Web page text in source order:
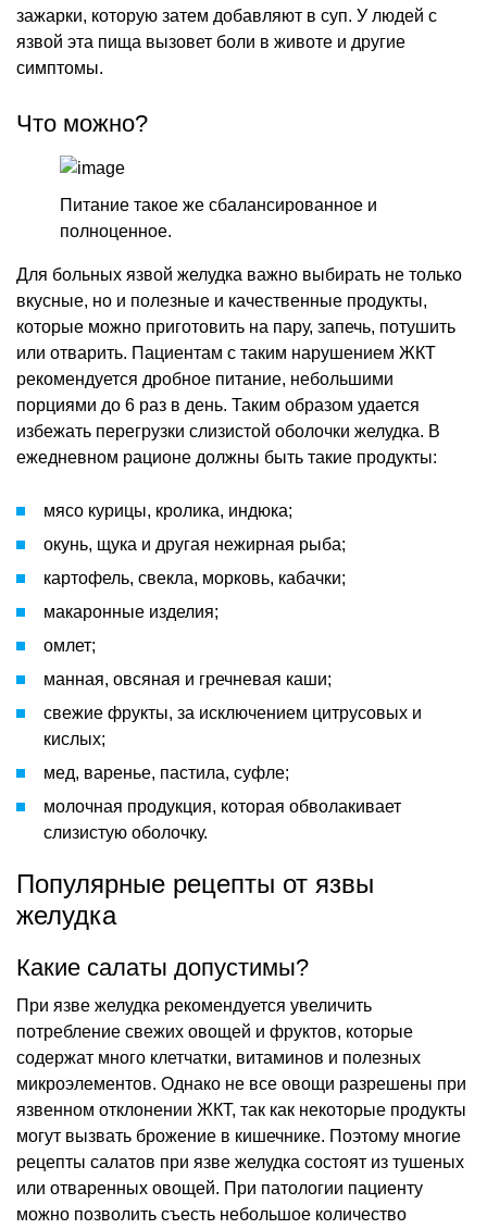
зажарки, которую затем добавляют в суп. У людей с
язвой эта пища вызовет боли в животе и другие
симптомы.
Что можно?
Питание такое же сбалансированное и
полноценное.
Для больных язвой желудка важно выбирать не только
вкусные, но и полезные и качественные продукты,
которые можно приготовить на пару, запечь, потушить
или отварить. Пациентам с таким нарушением ЖКТ
рекомендуется дробное питание, небольшими
порциями до 6 раз в день. Таким образом удается
избежать перегрузки слизистой оболочки желудка. В
ежедневном рационе должны быть такие продукты:
мясо курицы, кролика, индюка;
окунь, щука и другая нежирная рыба;
картофель, свекла, морковь, кабачки;
макаронные изделия;
омлет;
манная, овсяная и гречневая каши;
свежие фрукты, за исключением цитрусовых и
кислых;
мед, варенье, пастила, суфле;
молочная продукция, которая обволакивает
слизистую оболочку.
Популярные рецепты от язвы
желудка
Какие салаты допустимы?
При язве желудка рекомендуется увеличить
потребление свежих овощей и фруктов, которые
содержат много клетчатки, витаминов и полезных
микроэлементов. Однако не все овощи разрешены при
язвенном отклонении ЖКТ, так как некоторые продукты
могут вызвать брожение в кишечнике. Поэтому многие
рецепты салатов при язве желудка состоят из тушеных
или отваренных овощей. При патологии пациенту
можно позволить съесть небольшое количество